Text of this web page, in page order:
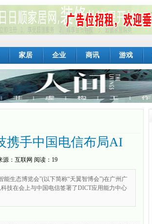
家居 企业 商讯 游戏
携手中国电信布局AI
： 互联网 阅读：19
能生态博览会”(以下简称“天翼智博会”)在广州广
技在会上与中国电信签署了DICT应用能力中心